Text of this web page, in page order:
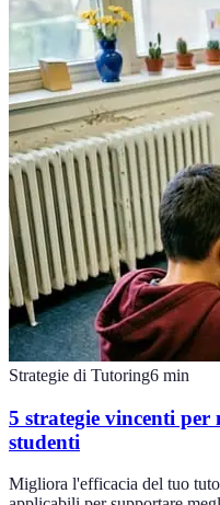
Strategie di Tutoring6 min
5 strategie vincenti
studenti
Migliora l'efficacia del tuo